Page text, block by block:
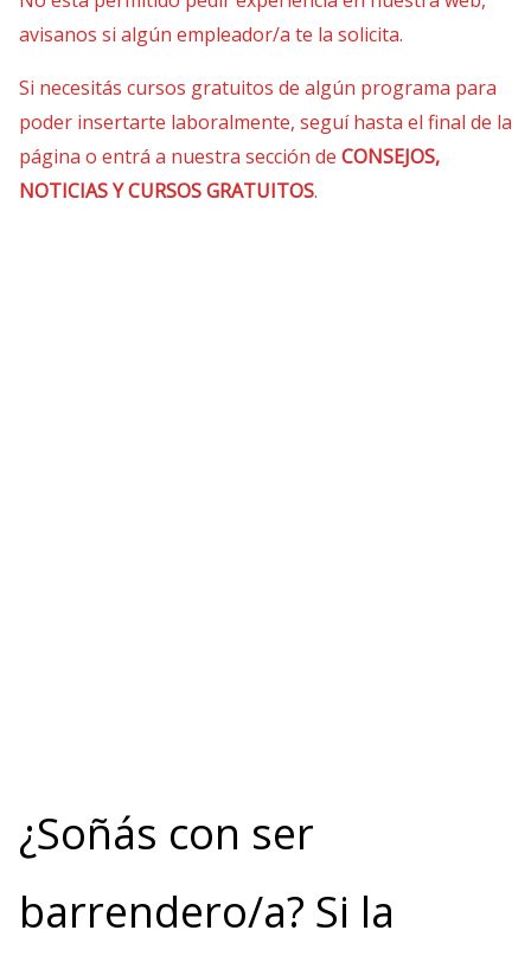
avisanos si algún empleador/a te la solicita.
Si necesitás cursos gratuitos de algún programa para
poder insertarte laboralmente, seguí hasta el final de la
página o entrá a nuestra sección de CONSEJOS,
NOTICIAS Y CURSOS GRATUITOS.
¿Soñás con ser
barrendero/a? Si la